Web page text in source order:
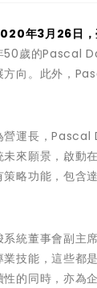
年3月26日，
50歲的Pascal
方向。此外，
營運長，
未來願景，啟動
策略功能，包含
系統董事會副主
業技能，這些都
性的同時，亦為